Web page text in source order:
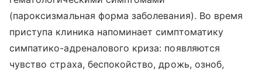
(пароксизмальная форма заболевания). Во время
приступа клиника напоминает симптоматику
симпатико-адреналового криза: появляются
чувство страха, беспокойство, дрожь, озноб,